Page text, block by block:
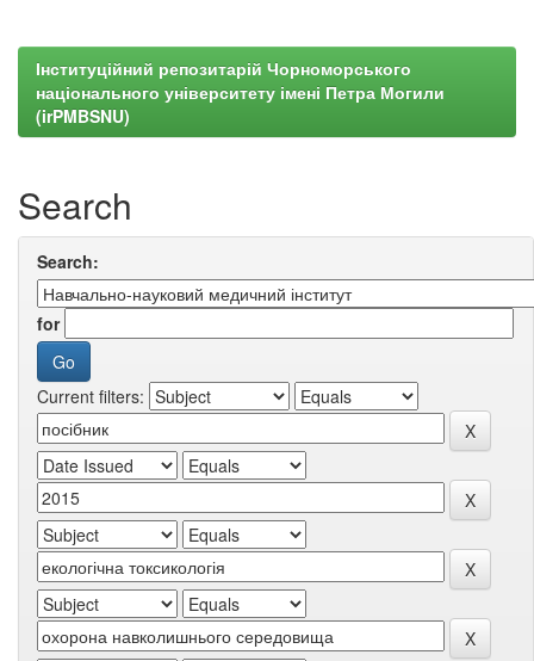
Інституційний репозитарій Чорноморського
національного університету імені Петра Могили
(irPMBSNU)
Search
Search:
for
Current filters: